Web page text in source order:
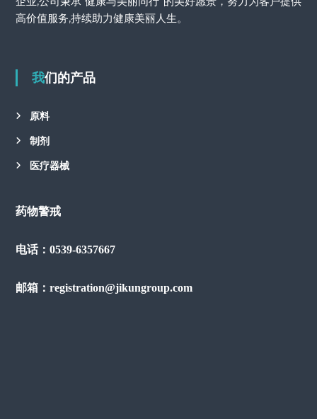
高价值服务,持续助力健康美丽人生。
我们的产品
原料
制剂
医疗器械
药物警戒
电话：0539-6357667
邮箱：registration@jikungroup.com